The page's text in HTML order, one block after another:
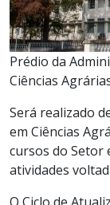
Prédio da
Ciências
Será realizado
em Ciências
cursos do Setor
atividades